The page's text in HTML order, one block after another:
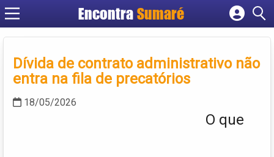
Encontra Sumaré
Cadastrar empresa
Criar conta
Dívida de contrato administrativo não
entra na fila de precatórios
18/05/2026
O que